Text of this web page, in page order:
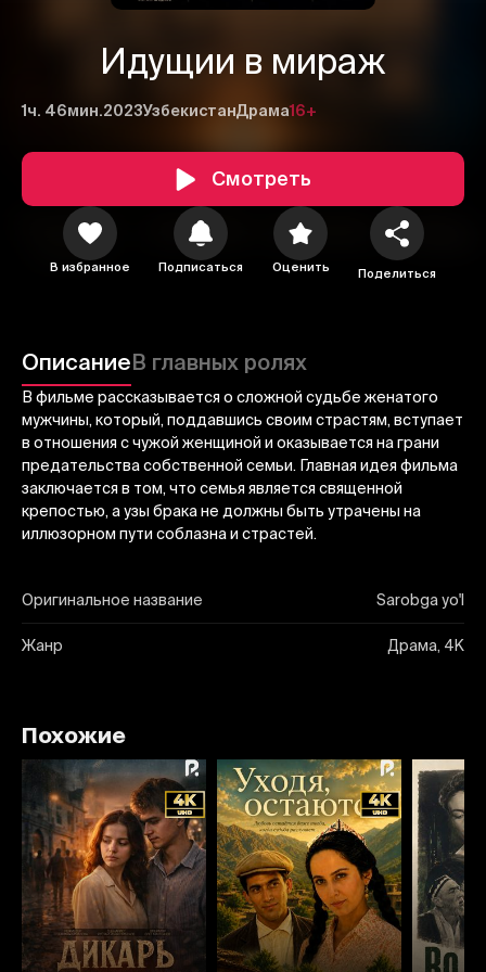
Идущии‌ в мираж
1ч. 46мин.2023УзбекистанДрама16+
Смотреть
В избранное Подписаться Оценить Поделиться
ОписаниеВ главных ролях
В фильме рассказывается о сложной судьбе женатого
мужчины, который, поддавшись своим страстям, вступает
в отношения с чужой женщиной и оказывается на грани
предательства собственной семьи. Главная идея фильма
заключается в том, что семья является священной
крепостью, а узы брака не должны быть утрачены на
иллюзорном пути соблазна и страстей.
Оригинальное название Sarobga yo'l
Жанр Драма, 4K
1 2 3
Отправить
Похожие